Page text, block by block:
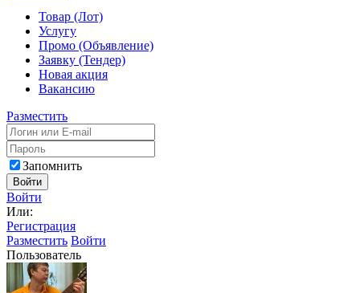
Товар (Лот)
Услугу
Промо (Объявление)
Заявку (Тендер)
Новая акция
Вакансию
Разместить
Запомнить
Войти
Войти
Или:
Регистрация
Разместить Войти
Пользователь